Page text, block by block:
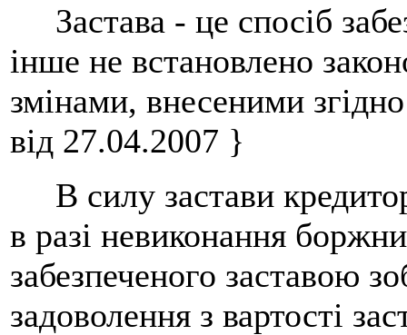
Застава - це спосіб
інше не встановлено
змінами, внесеними
від 27.04.2007 }
В силу застави
в разі невиконання
забезпеченого заставою
задоволення з вартості